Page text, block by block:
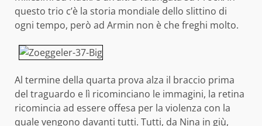
questo trio c’è la storia mondiale dello slittino di
ogni tempo, però ad Armin non è che freghi molto.
Al termine della quarta prova alza il braccio prima
del traguardo e lì ricominciano le immagini, la retina
ricomincia ad essere offesa per la violenza con la
quale vengono davanti tutti. Tutti, da Nina in giù,